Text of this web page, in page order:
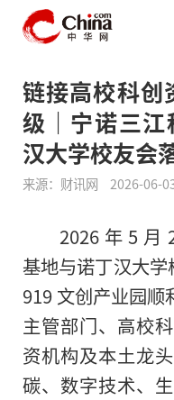
链接高校科创
级｜宁诺三
汉大学校友会
来源：财讯网 2026-06-
2026 年 5 月
基地与诺丁汉大
919 文创产业园
主管部门、高校
资机构及本土龙
碳、数字技术、